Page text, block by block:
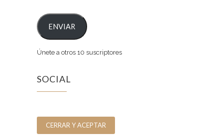
ENVIAR
Únete a otros 10 suscriptores
SOCIAL